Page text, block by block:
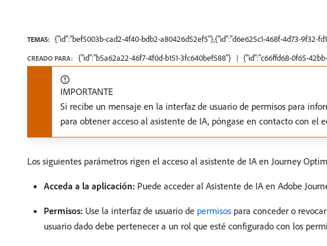
TEMAS: {"id":"bef5003b-cad2-4f40-bdb2-a80426d52ef5"},{"id":"d6e625c1-468f-4d73-9f32-
CREADO PARA: {"id":"b5a62a22-46f7-4f0d-b151-3fc640bef588"} {"id":"c66ffd68-0f65-
IMPORTANTE
Si recibe un mensaje en la interfaz de usuario de permisos para
para obtener acceso al asistente de IA, póngase en contacto con el
Los siguientes parámetros rigen el acceso al asistente de IA en Journey
Acceda a la aplicación: Puede acceder al Asistente de IA en Adobe
Permisos: Use la interfaz de usuario de permisos para conceder o
usuario dado debe pertenecer a un rol que esté configurado con los